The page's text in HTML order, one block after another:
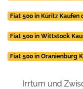
Fiat 500 in Küritz Kaufen
Fiat 500 in Wittstock
Fiat 500 in Oranienburg
Irrtum und